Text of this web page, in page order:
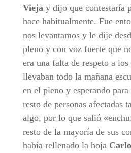
Vieja y dijo que contestaría
hace habitualmente. Fue
nos levantamos y le dije
pleno y con voz fuerte que
era una falta de respeto a
llevaban todo la mañana
en el pleno y esperando
resto de personas afectadas
algo, por lo que salió
resto de la mayoría de sus
había rellenado la hoja